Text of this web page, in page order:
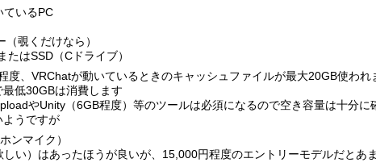
ているPC
覗くだけなら）
はSSD（Cドライブ）
度、VRChatが動いているときのキャッシュファイルが最大20GB使われ
低30GBは消費します
やUnity（6GB程度）等のツールは必須になるので空き容量は十分に
ようですが
ンマイク）
い）はあったほうが良いが、15,000円程度のエントリーモデルだとあ